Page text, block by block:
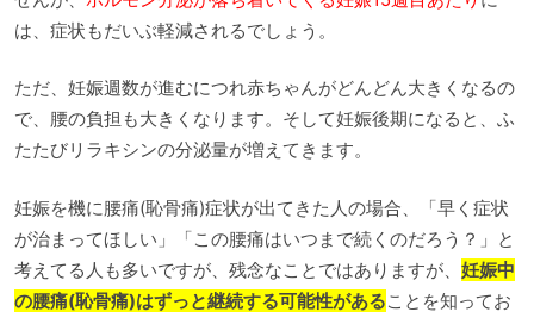
は、症状もだいぶ軽減されるでしょう。
ただ、妊娠週数が進むにつれ赤ちゃんがどんどん大きくなるの
で、腰の負担も大きくなります。そして妊娠後期になると、ふ
たたびリラキシンの分泌量が増えてきます。
妊娠を機に腰痛(恥骨痛)症状が出てきた人の場合、「早く症状
が治まってほしい」「この腰痛はいつまで続くのだろう？」と
考えてる人も多いですが、残念なことではありますが、 妊娠中
の腰痛(恥骨痛)はずっと継続する可能性があることを知ってお